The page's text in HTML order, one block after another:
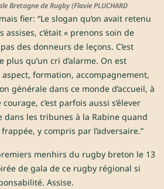
Bretagne de Rugby (Flavie PLUCHARD
fier: “Le slogan qu’on avait retenu
c’était « prenons soin de
des donneurs de leçons. C’est
plus qu’un cri d’alarme. On est
formation, accompagnement,
générale dans ce monde d’accueil, à
c’est parfois aussi s’élever
dans les tribunes à la Rabine quand
y compris par l’adversaire.”
menhirs du rugby breton le 13
de gala de ce rugby régional si
Assise.